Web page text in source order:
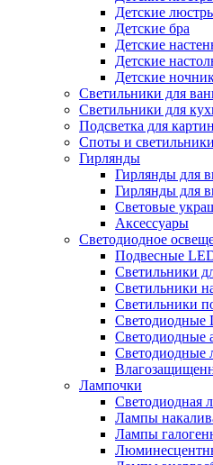
Детские
Детские бра
Детские
Детские
Детские
Светильники для
Светильники для
Подсветка для картин
Споты и
Гирлянды
Гирлянды для
Гирлянды для
Световые
Аксессуары
Светодиодное
Подвесные
Светильники
Светильники
Светильники
Светодиодные
Светодиодные
Светодиодные
Лампочки
Светодиодная
Лампы
Лампы